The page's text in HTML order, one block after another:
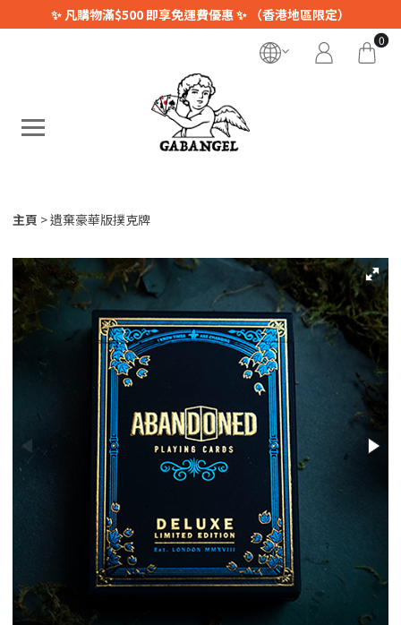
✨ 凡購物滿$500 即享免運費優惠 ✨ （香港地區限定）
0
主頁 遺棄豪華版撲克牌